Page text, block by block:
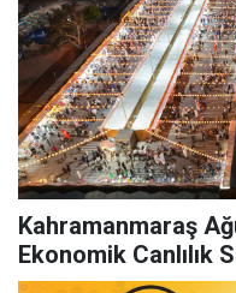
Kahramanmaraş
Ekonomik Canlılık